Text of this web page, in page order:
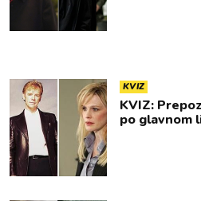
KVIZ
KVIZ:
po glavnom